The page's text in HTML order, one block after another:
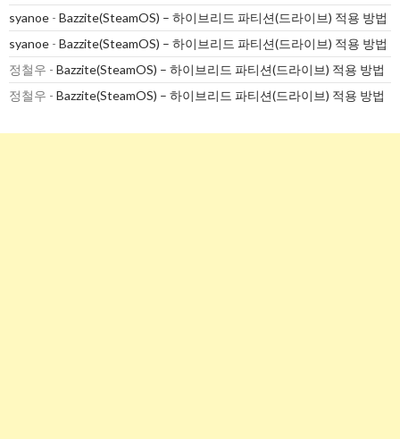
syanoe - Bazzite(SteamOS) – 하이브리드 파티션(드라이브) 적용 방법
syanoe - Bazzite(SteamOS) – 하이브리드 파티션(드라이브) 적용 방법
정철우 - Bazzite(SteamOS) – 하이브리드 파티션(드라이브) 적용 방법
정철우 - Bazzite(SteamOS) – 하이브리드 파티션(드라이브) 적용 방법